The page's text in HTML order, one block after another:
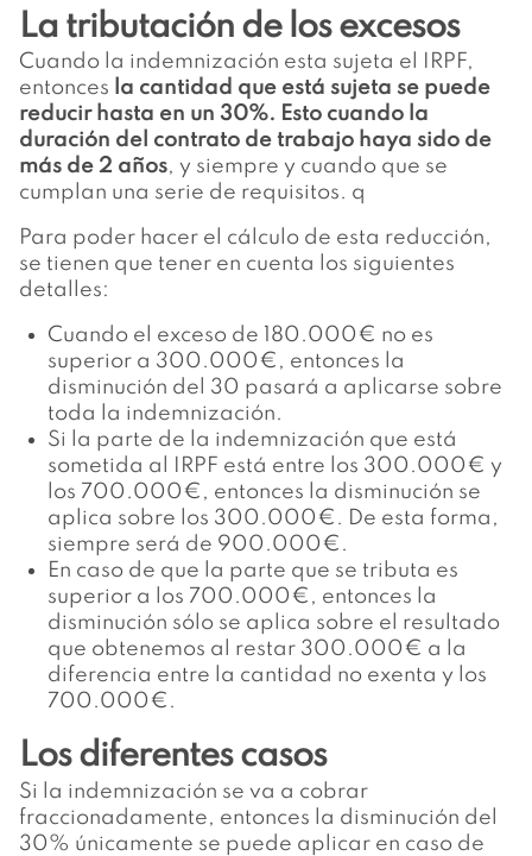
La tributación de los excesos
Cuando la indemnización esta sujeta el IRPF,
entonces
la cantidad que está sujeta se puede
reducir hasta en un 30%. Esto cuando la
duración del contrato de trabajo haya sido de
más de 2 años, y siempre y cuando que se
cumplan una serie de requisitos. q
Para poder hacer el cálculo de esta reducción,
se tienen que tener en cuenta los siguientes
detalles:
Cuando el exceso de 180.000€ no es
superior a 300.000€, entonces la
disminución del 30 pasará a aplicarse sobre
toda la indemnización.
Si la parte de la indemnización que está
sometida al IRPF está entre los 300.000€ y
los 700.000€, entonces la disminución se
aplica sobre los 300.000€. De esta forma,
siempre será de 900.000€.
En caso de que la parte que se tributa es
superior a los 700.000€, entonces la
disminución sólo se aplica sobre el resultado
que obtenemos al restar 300.000€ a la
diferencia entre la cantidad no exenta y los
700.000€.
Los diferentes casos
Si la indemnización se va a cobrar
fraccionadamente, entonces la disminución del
30% únicamente se puede aplicar en caso de